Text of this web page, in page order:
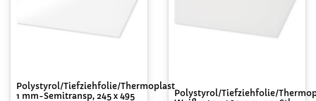
Polystyrol/Tiefziehfolie/Thermoplast
1 mm-Semitransp, 245 x 495
Polystyrol/Tiefziehfolie/